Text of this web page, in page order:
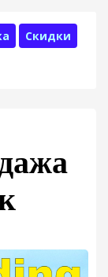
Скидки